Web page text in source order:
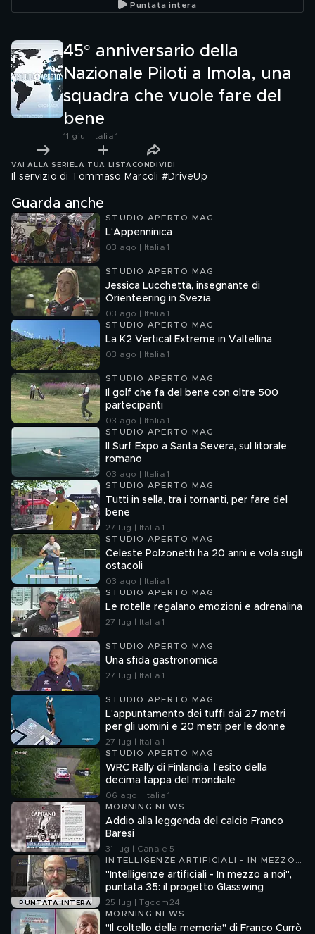
Puntata intera
45° anniversario della
Nazionale Piloti a Imola, una
squadra che vuole fare del
bene
11 giu | Italia 1
VAI ALLA SERIE LA TUA LISTA CONDIVIDI
Il servizio di Tommaso Marcoli #DriveUp
Guarda anche
STUDIO APERTO MAG
L'Appenninica
03 ago | Italia 1
STUDIO APERTO MAG
Jessica Lucchetta, insegnante di
Orienteering in Svezia
03 ago | Italia 1
STUDIO APERTO MAG
La K2 Vertical Extreme in Valtellina
03 ago | Italia 1
STUDIO APERTO MAG
Il golf che fa del bene con oltre 500
partecipanti
03 ago | Italia 1
STUDIO APERTO MAG
Il Surf Expo a Santa Severa, sul litorale
romano
03 ago | Italia 1
STUDIO APERTO MAG
Tutti in sella, tra i tornanti, per fare del
bene
27 lug | Italia 1
STUDIO APERTO MAG
Celeste Polzonetti ha 20 anni e vola sugli
ostacoli
03 ago | Italia 1
STUDIO APERTO MAG
Le rotelle regalano emozioni e adrenalina
27 lug | Italia 1
STUDIO APERTO MAG
Una sfida gastronomica
27 lug | Italia 1
STUDIO APERTO MAG
L'appuntamento dei tuffi dai 27 metri
per gli uomini e 20 metri per le donne
27 lug | Italia 1
STUDIO APERTO MAG
WRC Rally di Finlandia, l'esito della
decima tappa del mondiale
06 ago | Italia 1
MORNING NEWS
Addio alla leggenda del calcio Franco
Baresi
31 lug | Canale 5
PUNTATA INTERA
INTELLIGENZE ARTIFICIALI - IN MEZZO
A NOI
"Intelligenze artificiali - In mezzo a noi",
puntata 35: il progetto Glasswing
25 lug | Tgcom24
MORNING NEWS
"Il coltello della memoria" di Franco Currò